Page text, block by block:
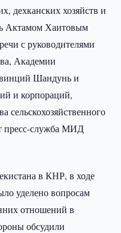
дехканских хозяйств и
Актамом Хаитовым
с руководителями
Академии
Шандунь и
и корпораций,
сельскохозяйственного
пресс-служба МИД
в КНР, в ходе
уделено вопросам
отношений в
обсудили